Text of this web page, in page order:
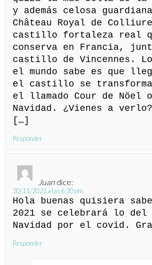
y además celosa
Château Royal de
castillo fortaleza real
conserva en Francia,
castillo de Vincennes.
el mundo sabe es que
el castillo se transforma
el llamado Cour de Nöel
Navidad. ¿Vienes a
[…]
Responder
Juan dice:
20/11/2021 a las 6:20 pm
Hola buenas quisiera
2021 se celebrará lo del
Navidad por el covid.
Responder